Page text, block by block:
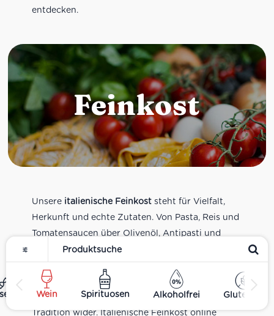
Wein Spirituosen Alkoholfrei Glutenfrei
entdecken.
Feinkost
Unsere italienische Feinkoststeht für Vielfalt,
Herkunft und echte Zutaten. Von Pasta, Reis und
Tomatensaucen über Olivenöl, Antipasti und
Pesto bis zu Balsamico und Spezialitäten aus
verschiedenen Regionen Italiens. Alle Produkte
sind Teil unseres realen Supermarkt-Sortiments
und spiegeln italienische Alltagsküche und
Tradition wider. Italienische Feinkost online